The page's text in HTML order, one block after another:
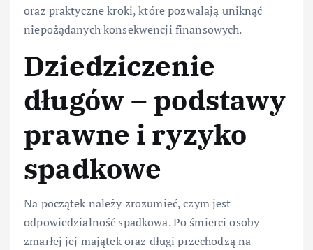
oraz praktyczne kroki, które pozwalają uniknąć
niepożądanych konsekwencji finansowych.
Dziedziczenie
długów – podstawy
prawne i ryzyko
spadkowe
Na początek należy zrozumieć, czym jest
odpowiedzialność spadkowa. Po śmierci osoby
zmarłej jej majątek oraz długi przechodzą na